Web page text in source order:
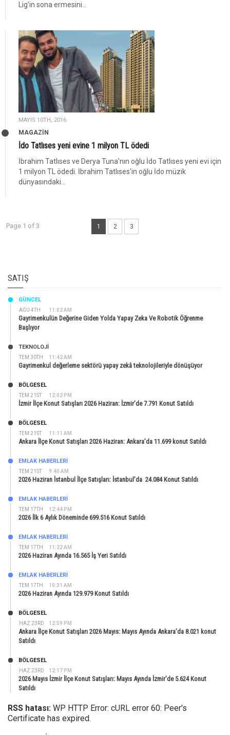
Lig’in sona ermesini...
MAYIS 10TH, 2016
MAGAZİN
İdo Tatlıses yeni evine 1 milyon TL ödedi
İbrahim Tatlıses ve Derya Tuna'nın oğlu İdo Tatlıses yeni evi için
1 milyon TL ödedi. İbrahim Tatlıses'in oğlu İdo müzik
dünyasındaki...
Page 1 of 3 1 2 3
SATIŞ
AĞU 4TH 11:02 AM
GÜNCEL
Gayrimenkulün Değerine Giden Yolda Yapay Zeka Ve Robotik Öğrenme
Başlıyor
TEM 30TH 11:42 AM
TEKNOLOJİ
Gayrimenkul değerleme sektörü yapay zekâ teknolojileriyle dönüşüyor
TEM 21ST 12:02 PM
BÖLGESEL
İzmir İlçe Konut Satışları 2026 Haziran: İzmir’de 7.791 Konut Satıldı
TEM 21ST 11:11 AM
BÖLGESEL
Ankara İlçe Konut Satışları 2026 Haziran: Ankara’da 11.699 konut Satıldı
TEM 21ST 9:40 AM
EMLAK HABERLERI
2026 Haziran İstanbul İlçe Satışları: İstanbul’da 24.084 Konut Satıldı
TEM 17TH 12:44 PM
EMLAK HABERLERI
2026 İlk 6 Aylık Döneminde 699.516 Konut Satıldı
TEM 17TH 11:22 AM
EMLAK HABERLERI
2026 Haziran Ayında 16.565 İş Yeri Satıldı
TEM 17TH 10:31 AM
EMLAK HABERLERI
2026 Haziran Ayında 129.979 Konut Satıldı
HAZ 23RD 12:59 PM
BÖLGESEL
Ankara İlçe Konut Satışları 2026 Mayıs: Mayıs Ayında Ankara’da 8.021 konut
Satıldı
HAZ 23RD 12:17 PM
BÖLGESEL
2026 Mayıs İzmir İlçe Konut Satışları: Mayıs Ayında İzmir’de 5.624 Konut
Satıldı
RSS hatası: WP HTTP Error: cURL error 60: Peer's
Certificate has expired.